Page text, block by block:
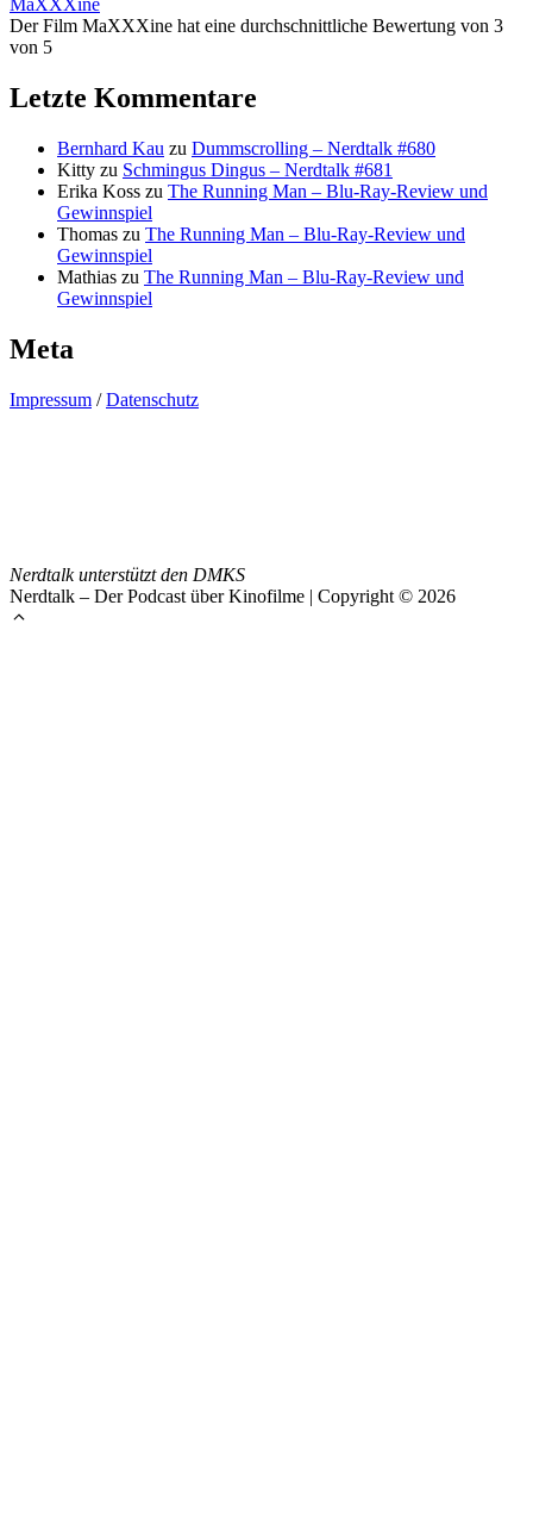
Der Film MaXXXine hat eine durchschnittliche Bewertung von 3
von 5
Letzte Kommentare
Bernhard Kau zu Dummscrolling – Nerdtalk #680
Kitty zu Schmingus Dingus – Nerdtalk #681
Erika Koss zu The Running Man – Blu-Ray-Review und
Gewinnspiel
Thomas zu The Running Man – Blu-Ray-Review und
Gewinnspiel
Mathias zu The Running Man – Blu-Ray-Review und
Gewinnspiel
Meta
Impressum /Datenschutz
Nerdtalk unterstützt den DMKS
Nerdtalk – Der Podcast über Kinofilme | Copyright © 2026